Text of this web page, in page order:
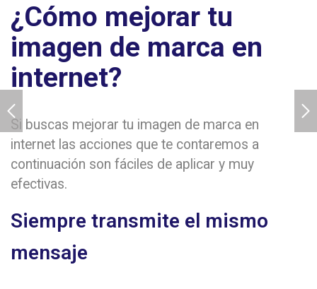
¿Cómo mejorar tu
imagen de marca en
internet?
Si buscas mejorar tu imagen de marca en
internet las acciones que te contaremos a
continuación son fáciles de aplicar y muy
efectivas.
Siempre transmite el mismo
mensaje